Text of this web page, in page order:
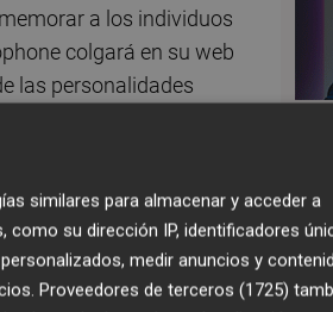
1
a los individuos
colgará en su web
las personalidades
de la revista,
similares para almacenar y acceder a
su dirección IP, identificadores
medir anuncios y
Proveedores de terceros (1725)